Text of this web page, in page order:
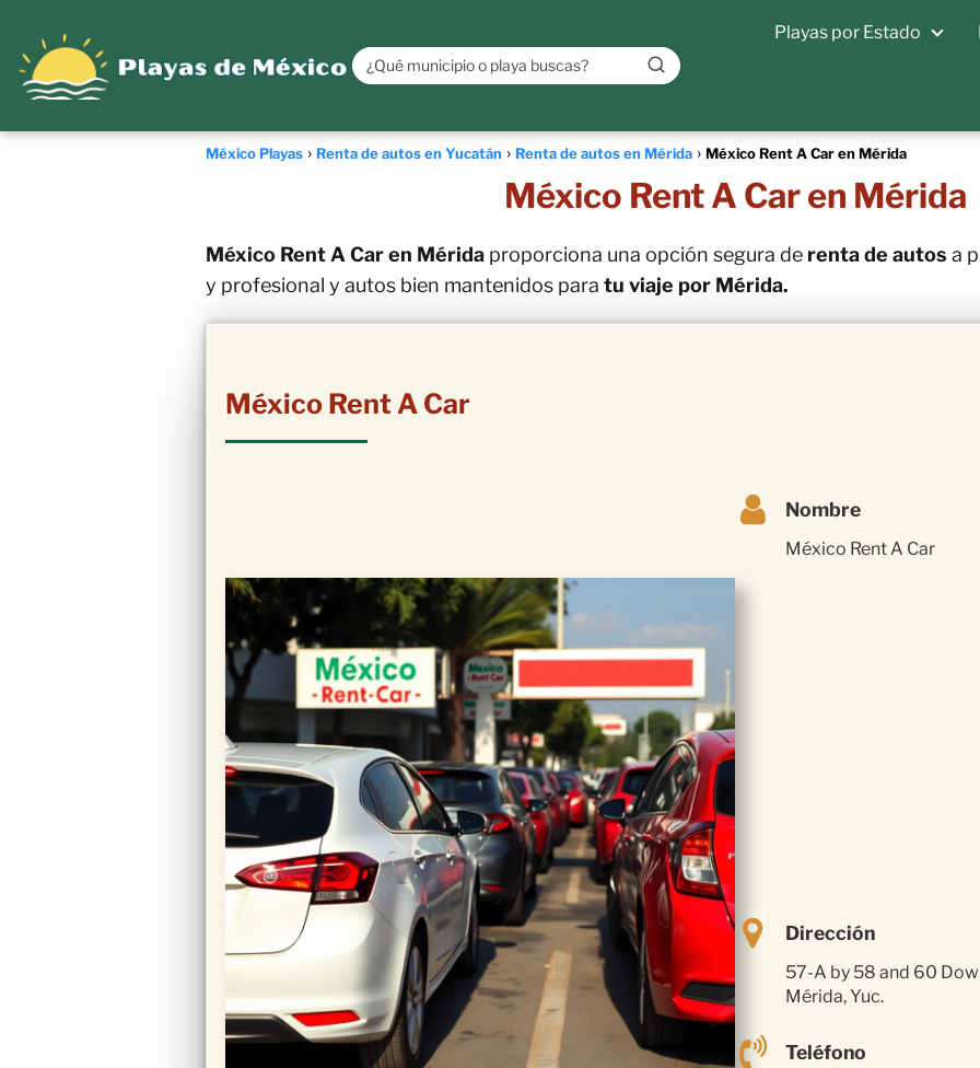
Playas por Estado
México Playas Renta de autos en Yucatán Renta de autos en Mérida México Rent A Car en Mérida
México Rent A Car en Mérida
México Rent A Car en Mérida proporciona una opción segura de renta de autos a
y profesional y autos bien mantenidos para tu viaje por Mérida.
México Rent A Car
Nombre
México Rent A Car
Dirección
57-A by 58 and 60
Mérida, Yuc.
Teléfono